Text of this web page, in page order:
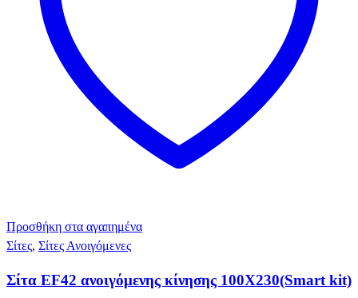
Προσθήκη στα αγαπημένα
Σίτες, Σίτες Ανοιγόμενες
Σίτα EF42 ανοιγόμενης κίνησης 100X230(Smart kit)